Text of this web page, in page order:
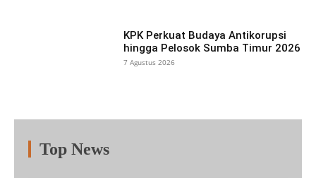
KPK Perkuat Budaya Antikorupsi
hingga Pelosok Sumba Timur 2026
7 Agustus 2026
Top News